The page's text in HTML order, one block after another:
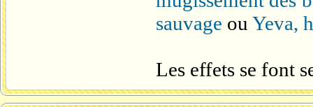
sauvage ou Yeva,
Les effets se font